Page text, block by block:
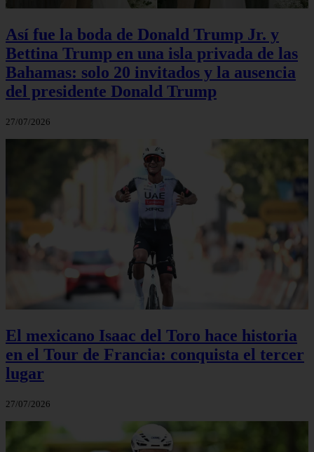
Así fue la boda de Donald Trump Jr. y
Bettina Trump en una isla privada de las
Bahamas: solo 20 invitados y la ausencia
del presidente Donald Trump
27/07/2026
El mexicano Isaac del Toro hace historia
en el Tour de Francia: conquista el tercer
lugar
27/07/2026